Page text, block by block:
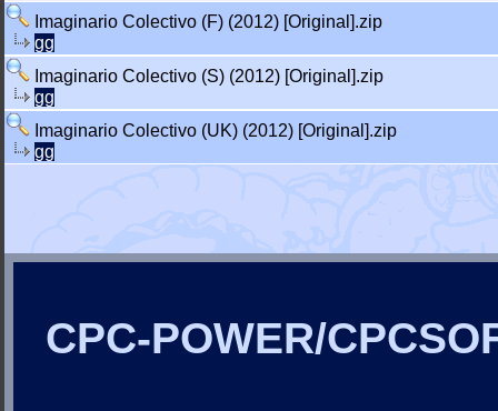
Imaginario Colectivo (F) (2012) [Original].zip
gg
Imaginario Colectivo (S) (2012) [Original].zip
gg
Imaginario Colectivo (UK) (2012) [Original].zip
gg
CPC-POWER/